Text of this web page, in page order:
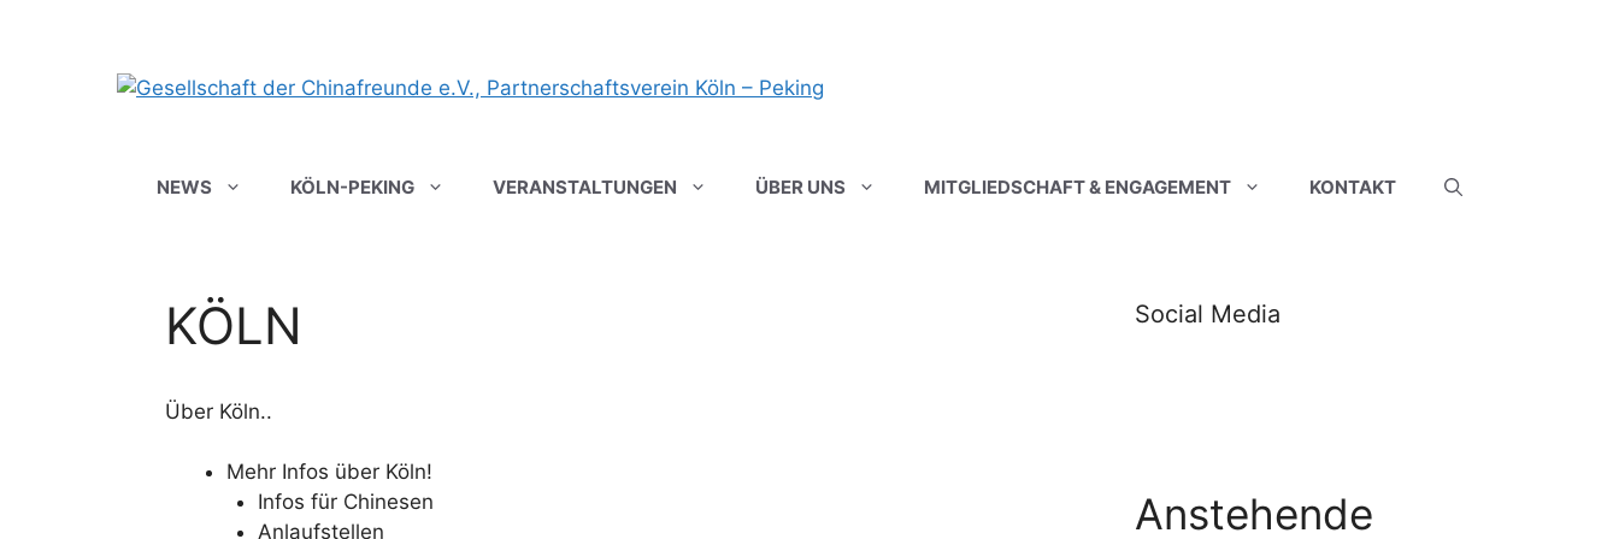
NEWS KÖLN-PEKING VERANSTALTUNGEN ÜBER UNS MITGLIEDSCHAFT & ENGAGEMENT KONTAKT
KÖLN
Über Köln..
Mehr Infos über Köln!
Infos für Chinesen
Anlaufstellen
Social Media
Anstehende